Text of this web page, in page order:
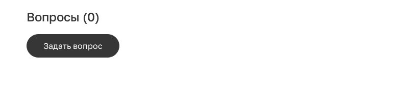
Вопросы (0)
Задать вопрос